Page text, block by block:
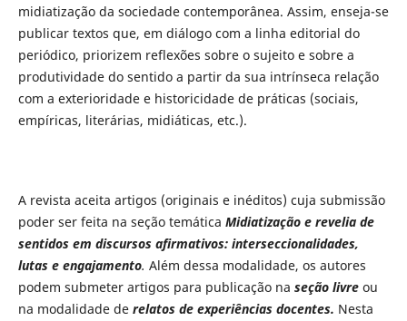
midiatização da sociedade contemporânea. Assim, enseja-se
publicar textos que, em diálogo com a linha editorial do
periódico, priorizem reflexões sobre o sujeito e sobre a
produtividade do sentido a partir da sua intrínseca relação
com a exterioridade e historicidade de práticas (sociais,
empíricas, literárias, midiáticas, etc.).
A revista aceita artigos (originais e inéditos) cuja submissão
poder ser feita na seção temática Midiatização e revelia de
sentidos em discursos afirmativos: interseccionalidades,
lutas e engajamento. Além dessa modalidade, os autores
podem submeter artigos para publicação na seção livreou
na modalidade de relatos de experiências docentes. Nesta